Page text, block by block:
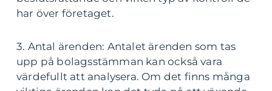
har över företaget.
3. Antal ärenden: Antalet ärenden som tas
upp på bolagsstämman kan också vara
värdefullt att analysera. Om det finns många